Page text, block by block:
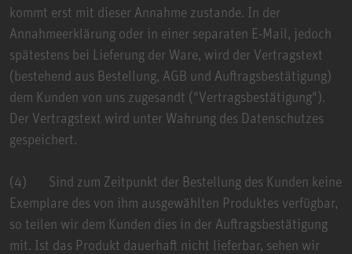
kommt erst mit dieser Annahme zustande. In der
Annahmeerklärung oder in einer separaten E-Mail, jedoch
spätestens bei Lieferung der Ware, wird der Vertragstext
(bestehend aus Bestellung, AGB und Auftragsbestätigung)
dem Kunden von uns zugesandt ("Vertragsbestätigung").
Der Vertragstext wird unter Wahrung des Datenschutzes
gespeichert.
(4) Sind zum Zeitpunkt der Bestellung des Kunden keine
Exemplare des von ihm ausgewählten Produktes verfügbar,
so teilen wir dem Kunden dies in der Auftragsbestätigung
mit. Ist das Produkt dauerhaft nicht lieferbar, sehen wir